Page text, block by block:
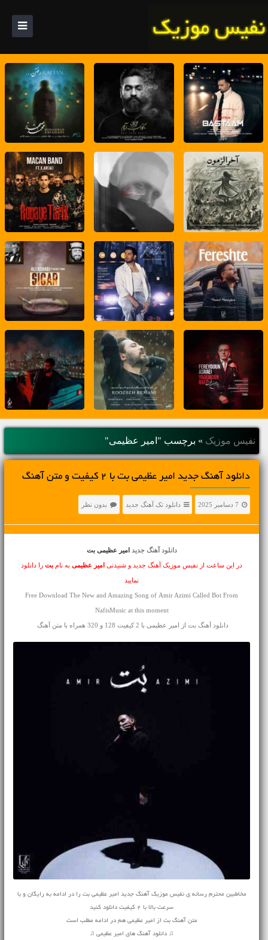
نفیس موزیک » برچسب "امیر عظیمی"
دانلود آهنگ جديد امیر عظیمی بت با 2 کیفیت و متن آهنگ
7 دسامبر 2025 دانلود تک آهنگ جدید بدون نظر
دانلود آهنگ جدید امیر عظیمی بت
در این ساعت از نفیس موزیک آهنگ جدید و شنیدنی امیر عظیمیبه نام بترا دانلود
نمایید
Free Download The New and Amazing Song of Amir Azimi Called Bot From
NafisMusic at this moment
دانلود آهنگ بت از امیر عظیمی با 2 کیفیت 128 و 320 همراه با متن آهنگ
مخاطبین محترم رسانه ی نفیس موزیک آهنگ جدید امیر عظیمی بت را در ادامه به رایگان و با
سرعت بالا با 2 کیفیت دانلود کنید
متن آهنگ بت از امیر عظیمی هم در ادامه مطلب است
♫ دانلود آهنگ های امیر عظیمی ♫